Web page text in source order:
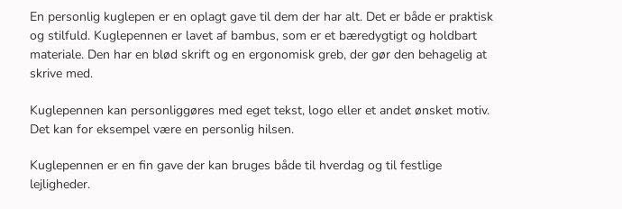
din
indkøbskurv
En personlig kuglepen er en oplagt gave til dem der har alt. Det er både er praktisk
og stilfuld. Kuglepennen er lavet af bambus, som er et bæredygtigt og holdbart
materiale. Den har en blød skrift og en ergonomisk greb, der gør den behagelig at
skrive med.
Kuglepennen kan personliggøres med eget tekst, logo eller et andet ønsket motiv.
Det kan for eksempel være en personlig hilsen.
Kuglepennen er en fin gave der kan bruges både til hverdag og til festlige
lejligheder.